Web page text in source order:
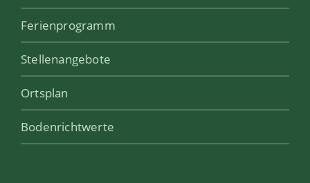
Ferienprogramm
Stellenangebote
Ortsplan
Bodenrichtwerte